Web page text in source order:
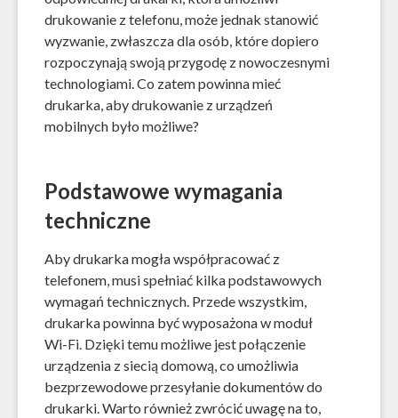
drukowanie z telefonu, może jednak stanowić
wyzwanie, zwłaszcza dla osób, które dopiero
rozpoczynają swoją przygodę z nowoczesnymi
technologiami. Co zatem powinna mieć
drukarka, aby drukowanie z urządzeń
mobilnych było możliwe?
Podstawowe wymagania
techniczne
Aby drukarka mogła współpracować z
telefonem, musi spełniać kilka podstawowych
wymagań technicznych. Przede wszystkim,
drukarka powinna być wyposażona w moduł
Wi-Fi. Dzięki temu możliwe jest połączenie
urządzenia z siecią domową, co umożliwia
bezprzewodowe przesyłanie dokumentów do
drukarki. Warto również zwrócić uwagę na to,